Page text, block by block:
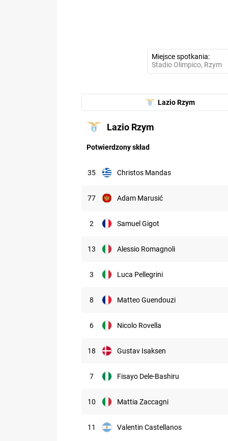
Miejsce spotkania
Stadio Olimpico, Rzym
Lazio Rzym
Lazio Rzym
Potwierdzony skład
35 Christos Mandas
77 Adam Marusić
2 Samuel Gigot
13 Alessio Romagnoli
3 Luca Pellegrini
8 Matteo Guendouzi
6 Nicolo Rovella
18 Gustav Isaksen
7 Fisayo Dele-Bashiru
10 Mattia Zaccagni
11 Valentin Castellanos